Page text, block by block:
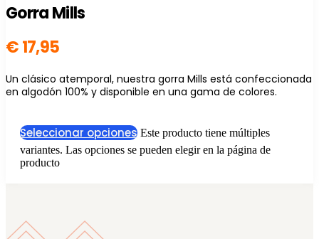
Gorra Mills
€17,95
Un clásico atemporal, nuestra gorra Mills está confeccionada
en algodón 100% y disponible en una gama de colores.
Seleccionar opciones Este producto tiene múltiples
variantes. Las opciones se pueden elegir en la página de
producto